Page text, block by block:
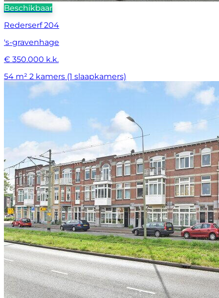
Beschikbaar
Rederserf 204
's-gravenhage
€ 350.000 k.k.
54 m² 2 kamers (1 slaapkamers)